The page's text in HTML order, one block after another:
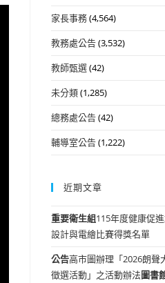
家長事務(4,564)
教務處公告(3,532)
教師甄選(42)
未分類(1,285)
總務處公告(42)
輔導室公告(1,222)
近期文章
重要衛生組115年度健康促
設計與電繪比賽得獎名單
公告高市圖辦理「2026朗聲
徵選活動」之活動辦法圖書